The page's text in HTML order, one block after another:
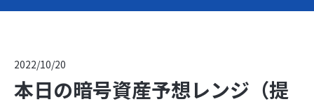
2022/10/20
本日の暗号資産予想レンジ（提